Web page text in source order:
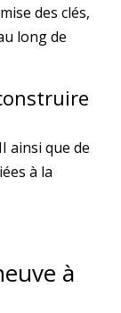
des clés,
long de
ainsi que de
à la
à